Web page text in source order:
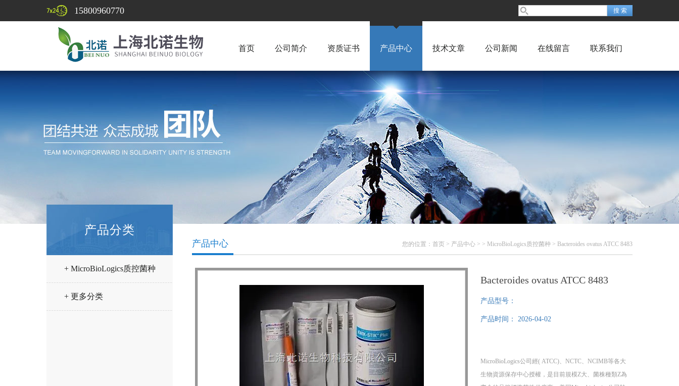
15800960770
首页 公司简介 资质证书 产品中心 技术文章 公司新闻 在线留言 联系我们
产品分类
+ MicroBioLogics质控菌种
+ 更多分类
您的位置： 首页 > 产品中心 > > MicroBioLogics质控菌种 > Bacteroides ovatus ATCC 8483
产品中心
Bacteroides ovatus ATCC 8483
产品型号：
产品时间： 2026-04-02
MicroBioLogics公司經( ATCC)、NCTC、NCIMB等各大
生物資源保存中心授權，是目前規模Z大、菌株種類Z為